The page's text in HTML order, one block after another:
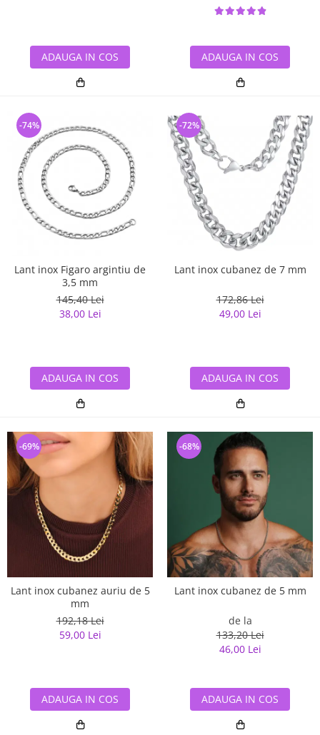
ADAUGA IN COS ADAUGA IN COS
Lant inox Figaro argintiu de
3,5 mm
145,40 Lei
38,00 Lei
-74%
ADAUGA IN COS
Lant inox cubanez de 7 mm
172,86 Lei
49,00 Lei
-72%
ADAUGA IN COS
Lant inox cubanez auriu de 5
mm
192,18 Lei
59,00 Lei
-69%
ADAUGA IN COS
Lant inox cubanez de 5 mm
de la
133,20 Lei
46,00 Lei
-68%
ADAUGA IN COS